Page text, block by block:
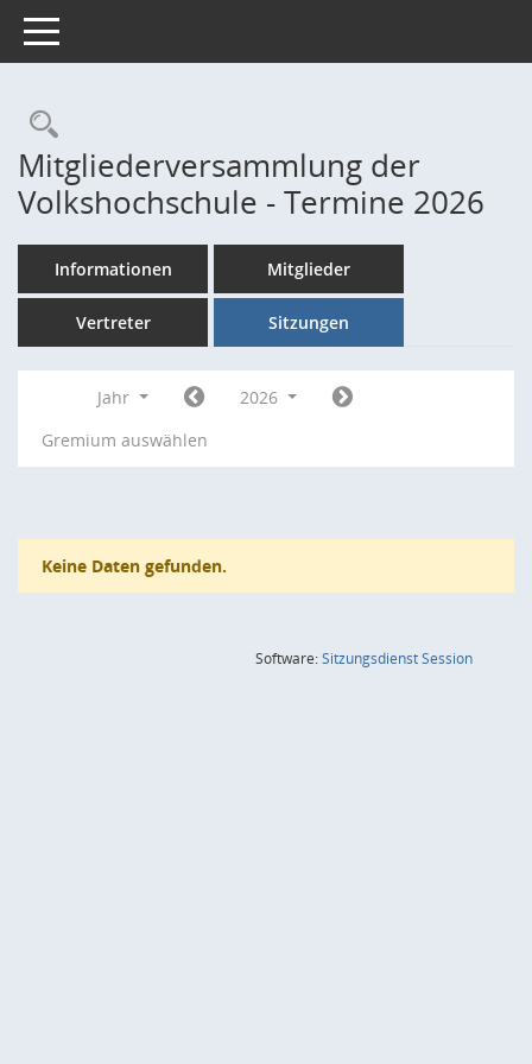
Toggle navigation
Rechercheauswahl
Mitgliederversammlung der
Volkshochschule - Termine 2026
Informationen Mitglieder
Vertreter Sitzungen
Jahr
2026
Gremium auswählen
Keine Daten gefunden.
Software:SitzungsdienstSession(Wird in